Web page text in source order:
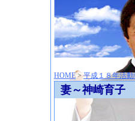
HOME>平成１８年活
妻～神崎育子